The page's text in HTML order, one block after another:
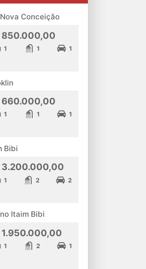
Conceição
1 1 1
1 1 1
Bibi
1 2 2
Itaim Bibi
1 2 1